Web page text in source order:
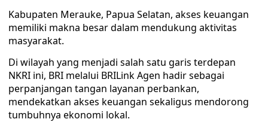
Kabupaten Merauke, Papua Selatan, akses keuangan
memiliki makna besar dalam mendukung aktivitas
masyarakat.
Di wilayah yang menjadi salah satu garis terdepan
NKRI ini, BRI melalui BRILink Agen hadir sebagai
perpanjangan tangan layanan perbankan,
mendekatkan akses keuangan sekaligus mendorong
tumbuhnya ekonomi lokal.